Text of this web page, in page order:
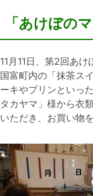
「あけぼの
11月11日、第2回あけ
国富町内の「抹茶ス
ーキやプリンといっ
タカヤマ」様から衣
いただき、お買い物